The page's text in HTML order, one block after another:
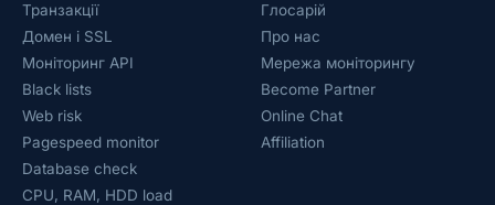
Транзакції
Домен і SSL
Моніторинг API
Black lists
Web risk
Pagespeed monitor
Database check
CPU, RAM, HDD load
Глосарій
Про нас
Мережа моніторингу
Become Partner
Online Chat
Affiliation